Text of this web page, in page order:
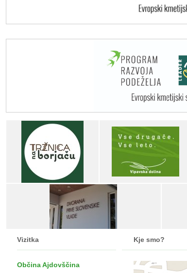
Vizitka
Občina Ajdovščina
Kje smo?